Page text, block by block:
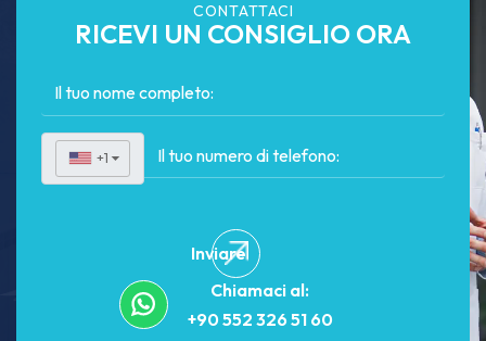
CONTATTACI
RICEVI UN CONSIGLIO ORA
+1 ▼
Inviare
Chiamaci al:
+90 552 326 51 60